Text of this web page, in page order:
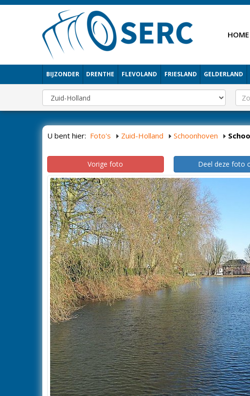
HOME
BIJZONDER DRENTHE FLEVOLAND FRIESLAND GELDERLAND
U bent hier: Foto's Zuid-Holland Schoonhoven
Vorige foto Deel deze foto